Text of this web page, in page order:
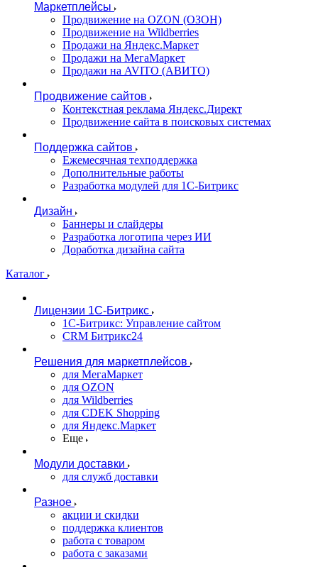
Маркетплейсы
Продвижение на OZON (ОЗОН)
Продвижение на Wildberries
Продажи на Яндекс.Маркет
Продажи на МегаМаркет
Продажи на AVITO (АВИТО)
Продвижение сайтов
Контекстная реклама Яндекс.Директ
Продвижение сайта в поисковых системах
Поддержка сайтов
Ежемесячная техподдержка
Дополнительные работы
Разработка модулей для 1С-Битрикс
Дизайн
Баннеры и слайдеры
Разработка логотипа через ИИ
Доработка дизайна сайта
Каталог
Лицензии 1С-Битрикс
1С-Битрикс: Управление сайтом
CRM Битрикс24
Решения для маркетплейсов
для МегаМаркет
для OZON
для Wildberries
для CDEK Shopping
для Яндекс.Маркет
Еще
Модули доставки
для служб доставки
Разное
акции и скидки
поддержка клиентов
работа с товаром
работа с заказами